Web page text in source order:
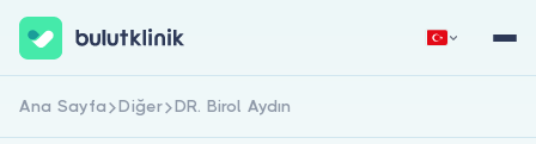
Hemen Kaydol
Ana Sayfa Diğer DR. Birol Aydın